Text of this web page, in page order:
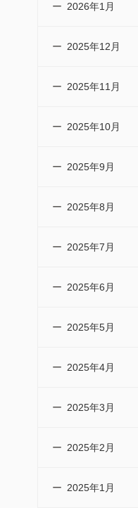
2026年1月
2025年12月
2025年11月
2025年10月
2025年9月
2025年8月
2025年7月
2025年6月
2025年5月
2025年4月
2025年3月
2025年2月
2025年1月